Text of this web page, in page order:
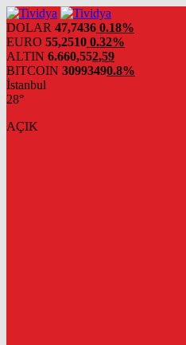
evden
eve
nakliyat
DOLAR 47,7436 0.18%
EURO 55,2510 0.32%
ALTIN 6.660,552,59
BITCOIN 30993490.8%
İstanbul
28°
AÇIK